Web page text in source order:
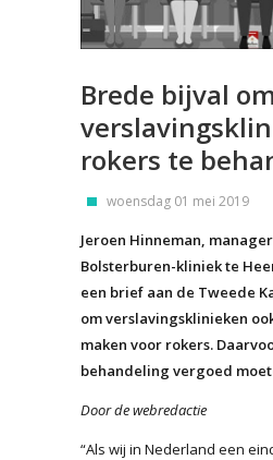
Brede bijval
rokers te
woensdag 01 mei 2019
Jeroen Hinneman,
Bolsterburen-kliniek te
een brief aan de Tweede
om verslavingsklinieken
maken voor rokers.
behandeling vergoed
Door de webredactie
“Als wij in Nederland een